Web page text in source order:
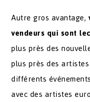
Autre gros avantage,
vendeurs qui sont
plus près des
plus près des
différents
avec des artistes